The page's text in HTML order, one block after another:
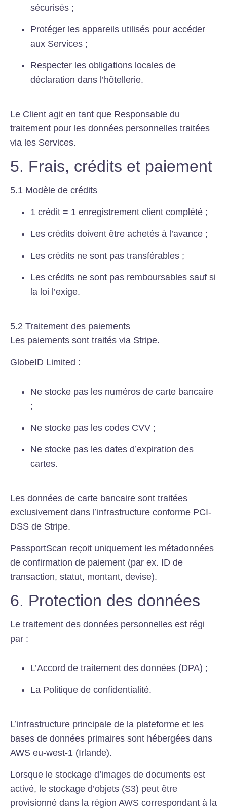
sécurisés ;
Protéger les appareils utilisés pour accéder
aux Services ;
Respecter les obligations locales de
déclaration dans l’hôtellerie.
Le Client agit en tant que Responsable du
traitement pour les données personnelles traitées
via les Services.
5. Frais, crédits et paiement
5.1 Modèle de crédits
1 crédit = 1 enregistrement client complété ;
Les crédits doivent être achetés à l’avance ;
Les crédits ne sont pas transférables ;
Les crédits ne sont pas remboursables sauf si
la loi l’exige.
5.2 Traitement des paiements
Les paiements sont traités via Stripe.
GlobeID Limited :
Ne stocke pas les numéros de carte bancaire
;
Ne stocke pas les codes CVV ;
Ne stocke pas les dates d’expiration des
cartes.
Les données de carte bancaire sont traitées
exclusivement dans l’infrastructure conforme PCI-
DSS de Stripe.
PassportScan reçoit uniquement les métadonnées
de confirmation de paiement (par ex. ID de
transaction, statut, montant, devise).
6. Protection des données
Le traitement des données personnelles est régi
par :
L’Accord de traitement des données (DPA) ;
La Politique de confidentialité.
L’infrastructure principale de la plateforme et les
bases de données primaires sont hébergées dans
AWS eu-west-1 (Irlande).
Lorsque le stockage d’images de documents est
activé, le stockage d’objets (S3) peut être
provisionné dans la région AWS correspondant à la